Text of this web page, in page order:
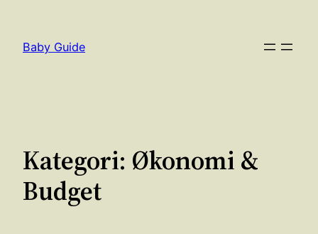
indhold
Baby Guide
Kategori: Økonomi &
Budget